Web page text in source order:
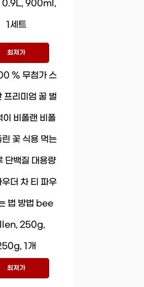
0.9L, 900ml,
1세트
최저가
% 무첨가 스
프리미엄 꿀 벌
이 비폴랜 비폴
린 꽃 식용 먹는
단백질 대용량
우더 차 티 파우
법 방법 bee
250g,
1개
최저가